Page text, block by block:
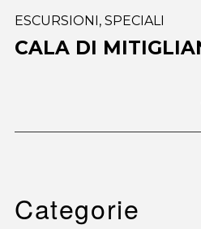
ESCURSIONI , SPECIALI
CALA DI
Categorie